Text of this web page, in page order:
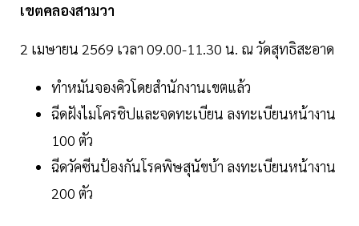
เขตคลองสามวา
2 เมษายน 2569 เวลา 09.00-11.30 น. ณ วัดสุทธิสะอาด
ทำหมันจองคิวโดยสำนักงานเขตแล้ว
ฉีดฝังไมโครชิปและจดทะเบียน ลงทะเบียนหน้างาน
100 ตัว
ฉีดวัคซีนป้องกันโรคพิษสุนัขบ้า ลงทะเบียนหน้างาน
200 ตัว